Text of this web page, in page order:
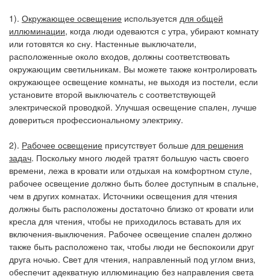
1). Окружающее освещение используется для общей
иллюминации, когда люди одеваются с утра, убирают комнату
или готовятся ко сну. Настенные выключатели,
расположенные около входов, должны соответствовать
окружающим светильникам. Вы можете также контролировать
окружающее освещение комнаты, не выходя из постели, если
установите второй выключатель с соответствующей
электрической проводкой. Улучшая освещение спален, лучше
довериться профессиональному электрику.
2). Рабочее освещение присутствует больше для решения
задач. Поскольку много людей тратят большую часть своего
времени, лежа в кровати или отдыхая на комфортном стуле,
рабочее освещение должно быть более доступным в спальне,
чем в других комнатах. Источники освещения для чтения
должны быть расположены достаточно близко от кровати или
кресла для чтения, чтобы не приходилось вставать для их
включения-выключения. Рабочее освещение спален должно
также быть расположено так, чтобы люди не беспокоили друг
друга ночью. Свет для чтения, направленный под углом вниз,
обеспечит адекватную иллюминацию без направления света